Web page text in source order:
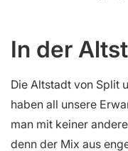
In der
Die Altstadt von Split
haben all unsere
man mit keiner
denn der Mix aus